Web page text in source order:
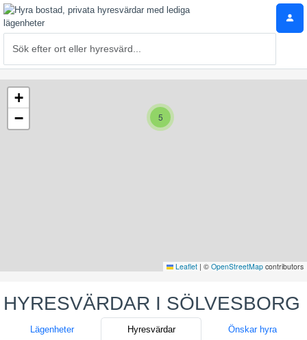
5
+
−
Leaflet | © OpenStreetMap contributors
HYRESVÄRDAR I SÖLVESBORG
Lägenheter Hyresvärdar Önskar hyra